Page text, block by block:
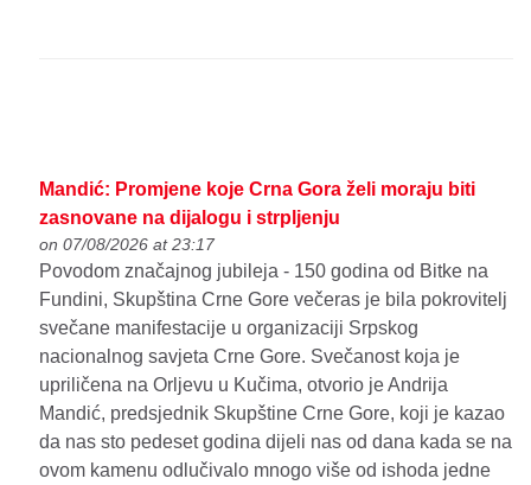
Mandić: Promjene koje Crna Gora želi moraju biti
zasnovane na dijalogu i strpljenju
on 07/08/2026 at 23:17
Povodom značajnog jubileja - 150 godina od Bitke na
Fundini, Skupština Crne Gore večeras je bila pokrovitelj
svečane manifestacije u organizaciji Srpskog
nacionalnog savjeta Crne Gore. Svečanost koja je
upriličena na Orljevu u Kučima, otvorio je Andrija
Mandić, predsjednik Skupštine Crne Gore, koji je kazao
da nas sto pedeset godina dijeli nas od dana kada se na
ovom kamenu odlučivalo mnogo više od ishoda jedne